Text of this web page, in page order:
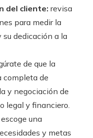
del cliente: revisa
para medir la
dedicación a la
de que la
completa de
y negociación de
legal y financiero.
escoge una
y metas